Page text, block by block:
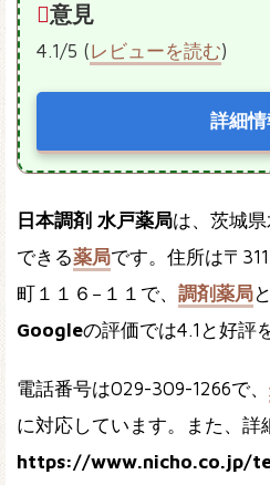
意見
4.1/5 (レビューを読む)
詳細情
日本調剤 水戸薬局は、茨城
できる薬局です。住所は〒
町１１６−１１で、 調剤薬局
Googleの評価では4.1と好評
電話番号は029-309-1266で、
に対応しています。また、詳
https://www.nicho.co.jp/